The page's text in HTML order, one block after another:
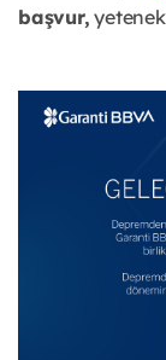
başvur,